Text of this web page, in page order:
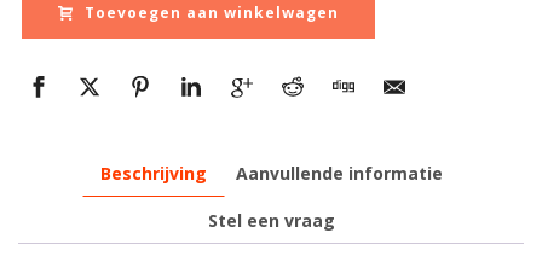
Toevoegen aan winkelwagen
Beschrijving Aanvullende informatie
Stel een vraag